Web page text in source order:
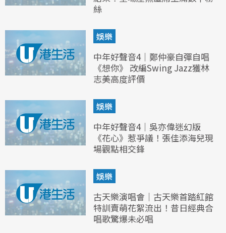
絲
娛樂
中年好聲音4｜鄭仲豪自彈自唱
《想你》 改編Swing Jazz獲林
志美高度評價
娛樂
中年好聲音4｜吳亦偉迷幻版
《花心》惹爭議！張佳添海兒現
場觀點相交鋒
娛樂
古天樂演唱會｜古天樂首踏紅館
特訓賣萌花絮流出！昔日經典合
唱歌驚爆未必唱